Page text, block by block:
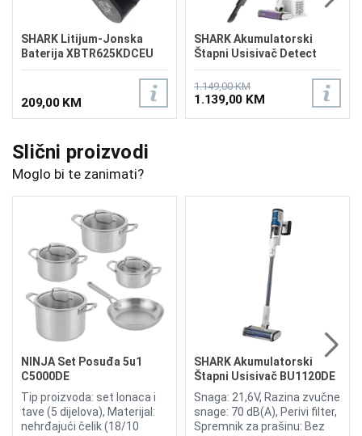
SHARK Litijum-Jonska
Baterija XBTR625KDCEU
209,00 KM
SHARK Akumulatorski
Štapni Usisivač Detect
Clean and Empty
IW3612EUT
1.149,00 KM
1.139,00 KM
Slični proizvodi
Moglo bi te zanimati?
NINJA Set Posuđa 5u1
C5000DE
Tip proizvoda: set lonaca i
tave (5 dijelova), Materijal:
nehrđajući čelik (18/10
SHARK Akumulatorski
Štapni Usisivač BU1120DE
Snaga: 21,6V, Razina zvučne
snage: 70 dB(A), Perivi filter,
Spremnik za prašinu: Bez